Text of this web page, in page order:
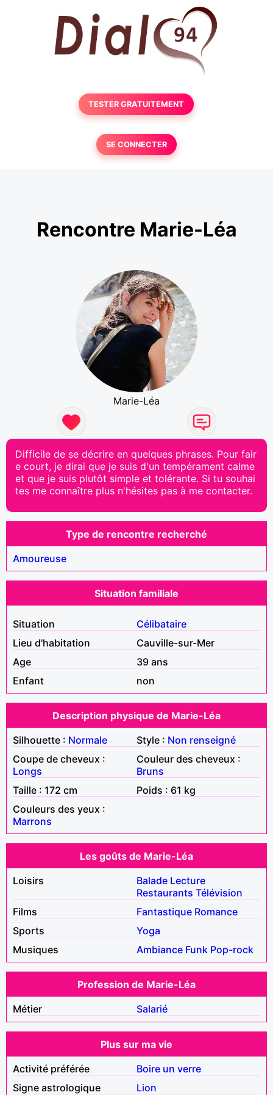
TESTER GRATUITEMENT
SE CONNECTER
Rencontre Marie-Léa
Marie-Léa
Difficile de se décrire en quelques phrases. Pour fair
e court, je dirai que je suis d'un tempérament calme
et que je suis plutôt simple et tolérante. Si tu souhai
tes me connaître plus n'hésites pas à me contacter.
Type de rencontre recherché
Amoureuse
Situation familiale
Situation
Célibataire
Lieu d'habitation
Cauville-sur-Mer
Age
39 ans
Enfant
non
Description physique de Marie-Léa
Silhouette : Normale Style : Non renseigné
Coupe de cheveux :
Longs
Couleur des cheveux :
Bruns
Taille : 172 cm
Poids : 61 kg
Couleurs des yeux :
Marrons
Les goûts de Marie-Léa
Loisirs
Balade Lecture
Restaurants Télévision
Films
Fantastique Romance
Sports
Yoga
Musiques
Ambiance Funk Pop-rock
Profession de Marie-Léa
Métier
Salarié
Plus sur ma vie
Activité préférée
Boire un verre
Signe astrologique
Lion